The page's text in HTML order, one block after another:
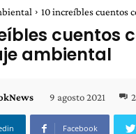
10 increíbles cuentos
cuentos
ambiental
9 agosto 2021
Facebook